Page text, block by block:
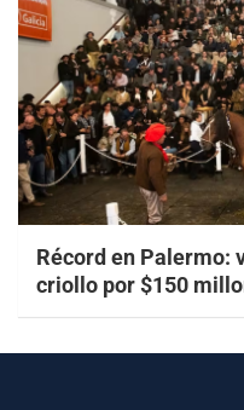
Récord en Palermo:
criollo por $150